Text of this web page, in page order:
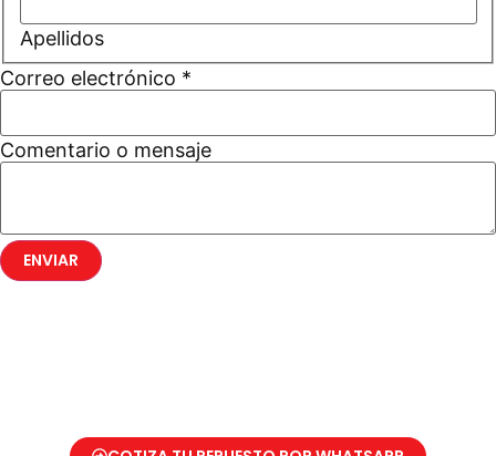
Apellidos
Comentario
mensaje
Correo electrónico *
Comentario o mensaje
ENVIAR